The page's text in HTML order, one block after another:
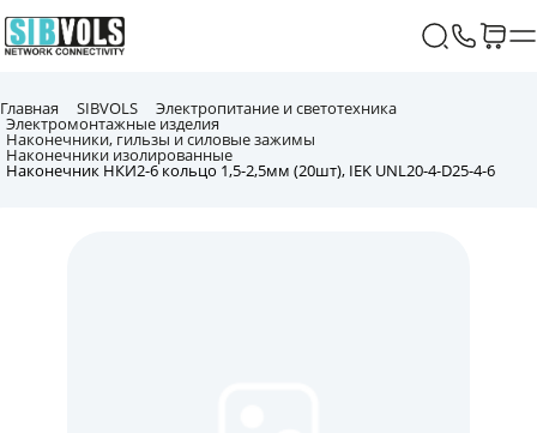
Главная SIBVOLS Электропитание и светотехника
Электромонтажные изделия
Наконечники, гильзы и силовые зажимы
Наконечники изолированные
Наконечник НКИ2-6 кольцо 1,5-2,5мм (20шт), IEK UNL20-4-D25-4-6